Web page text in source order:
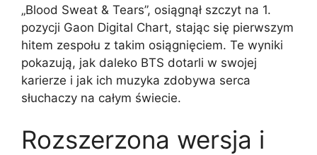
„Blood Sweat & Tears”, osiągnął szczyt na 1.
pozycji Gaon Digital Chart, stając się pierwszym
hitem zespołu z takim osiągnięciem. Te wyniki
pokazują, jak daleko BTS dotarli w swojej
karierze i jak ich muzyka zdobywa serca
słuchaczy na całym świecie.
Rozszerzona wersja i